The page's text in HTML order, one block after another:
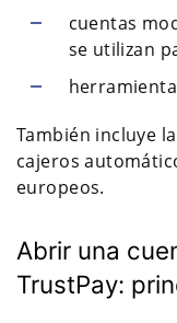
cuentas
se utilizan
También incluye
cajeros
europeos.
Abrir una
TrustPay: